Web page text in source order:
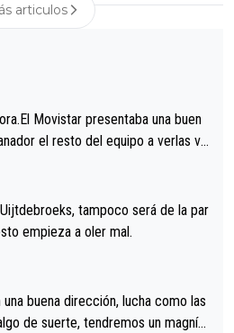
articulos
Movistar presentaba una buen
el resto del equipo a verlas ve
mejoría de Enric Más en San Seb
sigue la mejoría, podríamos ten
tampoco será de la par
empieza a oler mal.
una buena dirección, lucha como las
de suerte, tendremos un magnífi